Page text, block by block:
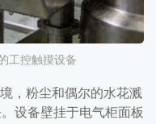
工控触摸设备
，粉尘和偶尔的水花溅
设备壁挂于电气柜面板